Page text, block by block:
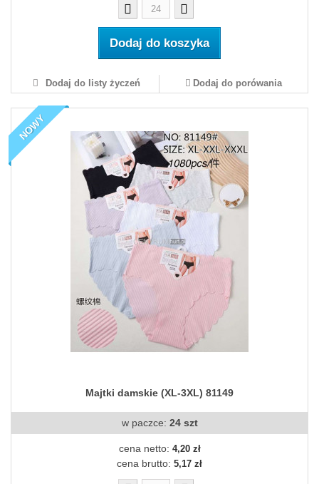
Dodaj do koszyka
Dodaj do listy życzeń Dodaj do porówania
NOWY
Majtki damskie (XL-3XL) 81149
w paczce: 24 szt
cena netto: 4,20 zł
cena brutto: 5,17 zł